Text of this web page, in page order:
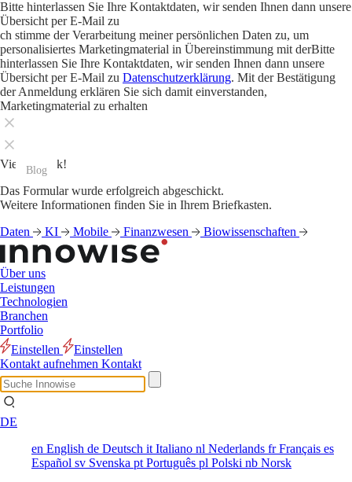
Bitte hinterlassen Sie Ihre Kontaktdaten, wir senden Ihnen dann unsere
Übersicht per E-Mail zu
ch stimme der Verarbeitung meiner persönlichen Daten zu, um
personalisiertes Marketingmaterial in Übereinstimmung mit derBitte
hinterlassen Sie Ihre Kontaktdaten, wir senden Ihnen dann unsere
Übersicht per E-Mail zu Datenschutzerklärung. Mit der Bestätigung
der Anmeldung erklären Sie sich damit einverstanden,
Marketingmaterial zu erhalten
Vielen Dank!
Das Formular wurde erfolgreich abgeschickt.
Weitere Informationen finden Sie in Ihrem Briefkasten.
Daten
KI Mobile Finanzwesen Biowissenschaften
Über uns
Leistungen
Technologien
Branchen
Portfolio
Einstellen
Einstellen
Kontakt aufnehmen Kontakt
DE
en English de Deutsch it Italiano nl Nederlands frFrançais es
Español sv Svenska pt Português pl Polski nb Norsk
Blog
Blog
Blog
Blog
Blog
Blog
Blog
Blog
Blog
Blog
Blog
Blog